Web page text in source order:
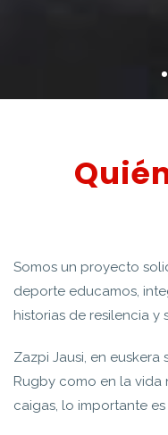
Somos un proyecto
deporte educamos,
historias de resilencia y
Zazpi Jausi, en euskera
Rugby como en la vida
caigas, lo importante